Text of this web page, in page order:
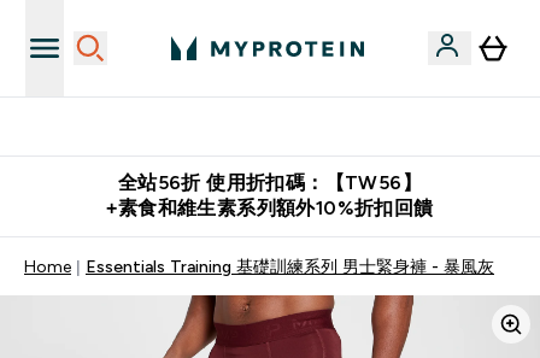
全站56折 使用折扣碼：【TW56】
+素食和維生素系列額外10%折扣回饋
Home Essentials Training 基礎訓練系列 男士緊身褲 - 暴風灰